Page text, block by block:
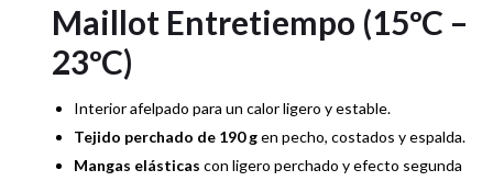
Maillot Entretiempo (15ºC –
23ºC)
Interior afelpado para un calor ligero y estable.
Tejido perchado de 190 gen pecho, costados y espalda.
Mangas elásticas con ligero perchado y efecto segunda